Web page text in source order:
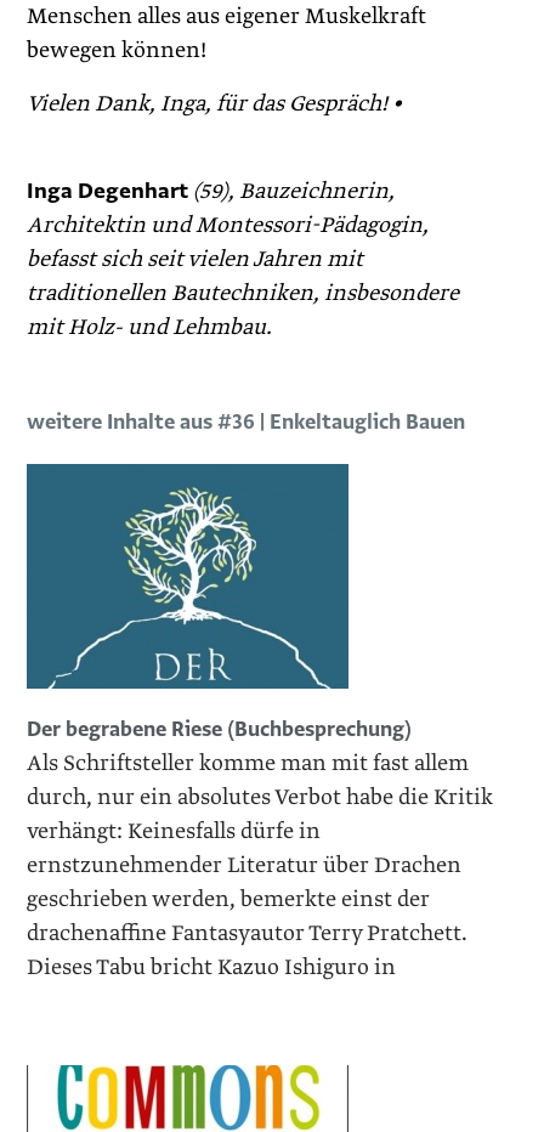
Menschen alles aus eigener Muskelkraft
bewegen können!
Vielen Dank, Inga, für das Gespräch! •
Inga Degenhart (59), Bauzeichnerin,
Architektin und Montessori-Pädagogin,
befasst sich seit vielen Jahren mit
traditionellen Bautechniken, insbesondere
mit Holz- und Lehmbau.
weitere Inhalte aus #36 | Enkeltauglich Bauen
Der begrabene Riese (Buchbesprechung)
Als Schriftsteller komme man mit fast allem
durch, nur ein absolutes Verbot habe die Kritik
verhängt: Keinesfalls dürfe in
ernstzunehmender Literatur über Drachen
geschrieben werden, bemerkte einst der
drachenaffine Fantasyautor Terry Pratchett.
Dieses Tabu bricht Kazuo Ishiguro in